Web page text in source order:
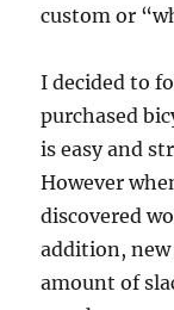
custom or
I decided to
purchased
is easy and
However
discovered
addition, new
amount of